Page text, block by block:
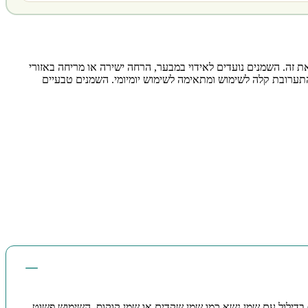
השמנים נועדים לאידוי במבער, הרחה ישירה או מריחה באזורי
קלה לשימוש ומתאימה לשימוש יומיומי. השמנים טבעיים